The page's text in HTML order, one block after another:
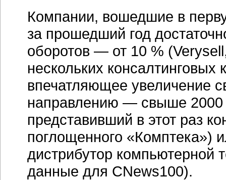
Компании, вошедшие в
за прошедший год
оборотов — от 10 %
нескольких
впечатляющее увеличение
направлению — свыше 2000
представивший в этот раз
поглощенного «Комптека»)
дистрибутор компьютерной
данные для СNews100).